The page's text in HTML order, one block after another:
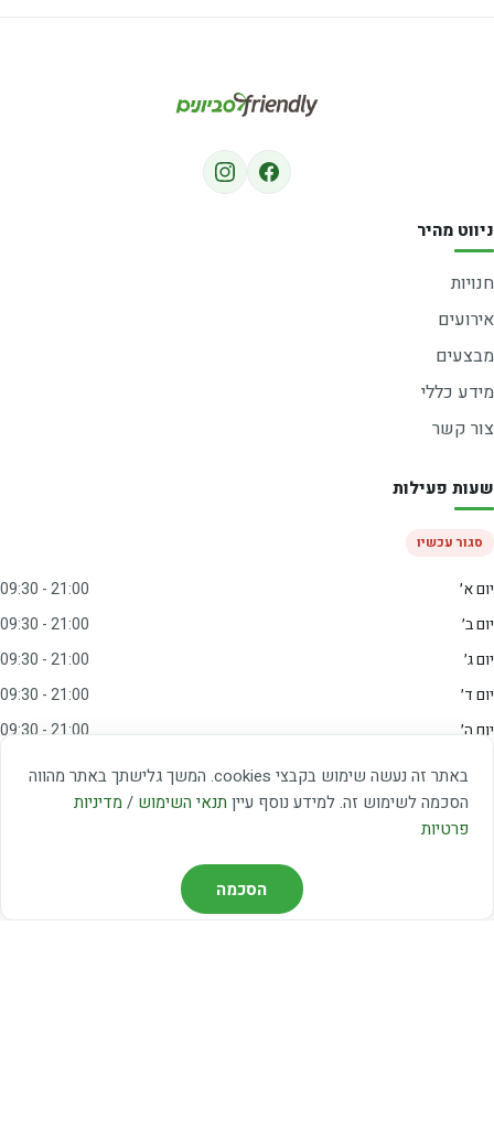
באתר זה נעשה שימוש בקבצי cookies. המשך גלישתך באתר מהווה
הסכמה לשימוש זה. למידע נוסף עיין תנאי השימוש / מדיניות
פרטיות
הסכמה
ניווט מהיר
חנויות
אירועים
מבצעים
מידע כללי
צור קשר
שעות פעילות
סגור עכשיו
יום א׳
09:30 - 21:00
יום ב׳
09:30 - 21:00
יום ג׳
09:30 - 21:00
יום ד׳
09:30 - 21:00
יום ה׳
09:30 - 21:00
יום ו׳
09:00 - 15:00
שבת
20:00 - 23:00